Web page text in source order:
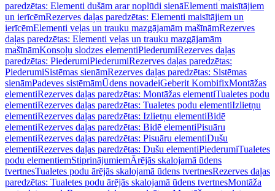
paredzētas: Elementi dušām arar noplūdi sienāElementi maisītājiem
un ierīcēmRezerves daļas paredzētas: Elementi maisītājiem un
ierīcēmElementi veļas un trauku mazgājamām mašīnāmRezerves
daļas paredzētas: Elementi veļas un trauku mazgājamām
mašīnāmKonsoļu slodzes elementiPiederumiRezerves daļas
paredzētas: PiederumiPiederumiRezerves daļas paredzētas:
PiederumiSistēmas sienāmRezerves daļas paredzētas: Sistēmas
sienāmPadeves sistēmāmŪdens novadeiGeberit KombifixMontāžas
elementiRezerves daļas paredzētas: Montāžas elementiTualetes podu
elementiRezerves daļas paredzētas: Tualetes podu elementiIzlietņu
elementiRezerves daļas paredzētas: Izlietņu elementiBidē
elementiRezerves daļas paredzētas: Bidē elementiPisuāru
elementiRezerves daļas paredzētas: Pisuāru elementiDušu
elementiRezerves daļas paredzētas: Dušu elementiPiederumiTualetes
podu elementiemStiprinājumiemĀrējās skalojamā ūdens
tvertnesTualetes podu ārējās skalojamā ūdens tvertnesRezerves daļas
paredzētas: Tualetes podu ārējās skalojamā ūdens tvertnesMontāža